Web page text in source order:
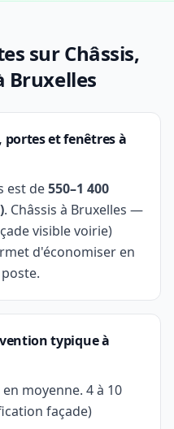
sur Châssis,
Bruxelles
portes et fenêtres à
est de550–1 400
. Châssis à Bruxelles —
visible voirie)
d'économiser en
typique à
en moyenne. 4 à 10
façade)